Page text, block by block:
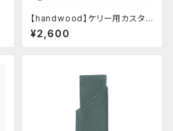
【handwood】ケリー用カスタム
後軸 (真鍮)
¥2,600